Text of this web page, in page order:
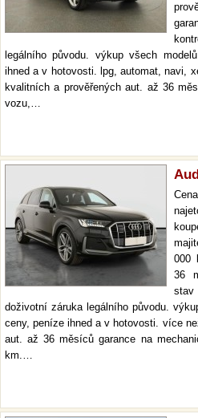
legálního původu. výkup všech
ihned a v hotovosti. lpg, automat, navi,
kvalitních a prověřených aut. až 36
vozu,…
000
36
doživotní záruka legálního původu.
ceny, peníze ihned a v hotovosti. více
aut. až 36 měsíců garance na
km.…